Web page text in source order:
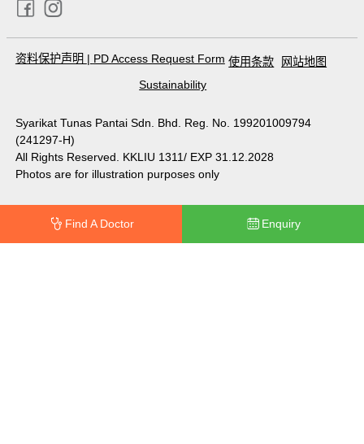
资料保护声明 | PD Access Request Form 使用条款
网站地图
Sustainability
Syarikat Tunas Pantai Sdn. Bhd. Reg. No. 199201009794
(241297-H)
All Rights Reserved. KKLIU 1311/ EXP 31.12.2028
Photos are for illustration purposes only
Find A Doctor Enquiry